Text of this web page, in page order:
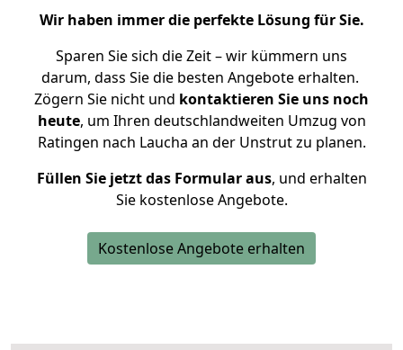
Wir haben immer die perfekte Lösung für Sie.
Sparen Sie sich die Zeit – wir kümmern uns
darum, dass Sie die besten Angebote erhalten.
Zögern Sie nicht und kontaktieren Sie uns noch
heute, um Ihren deutschlandweiten Umzug von
Ratingen nach Laucha an der Unstrut zu planen.
Füllen Sie jetzt das Formular aus, und erhalten
Sie kostenlose Angebote.
Kostenlose Angebote erhalten